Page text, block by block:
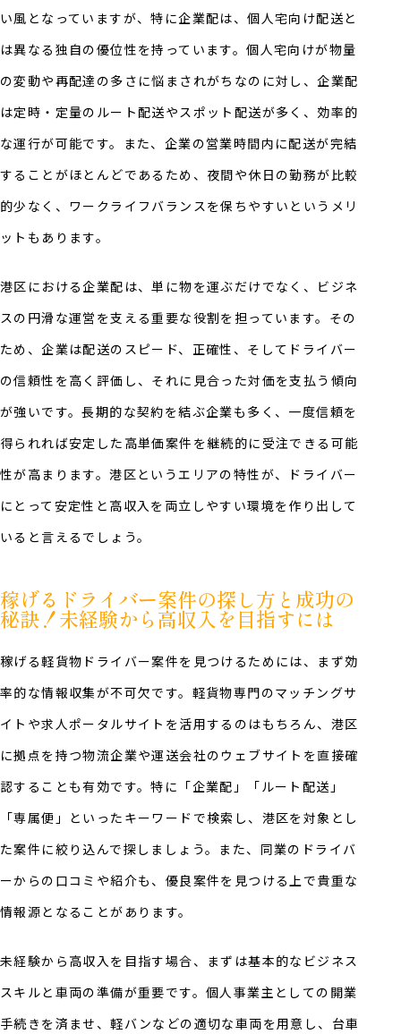
い風となっていますが、特に企業配は、個人宅向け配送と
は異なる独自の優位性を持っています。個人宅向けが物量
の変動や再配達の多さに悩まされがちなのに対し、企業配
は定時・定量のルート配送やスポット配送が多く、効率的
な運行が可能です。また、企業の営業時間内に配送が完結
することがほとんどであるため、夜間や休日の勤務が比較
的少なく、ワークライフバランスを保ちやすいというメリ
ットもあります。
港区における企業配は、単に物を運ぶだけでなく、ビジネ
スの円滑な運営を支える重要な役割を担っています。その
ため、企業は配送のスピード、正確性、そしてドライバー
の信頼性を高く評価し、それに見合った対価を支払う傾向
が強いです。長期的な契約を結ぶ企業も多く、一度信頼を
得られれば安定した高単価案件を継続的に受注できる可能
性が高まります。港区というエリアの特性が、ドライバー
にとって安定性と高収入を両立しやすい環境を作り出して
いると言えるでしょう。
稼げるドライバー案件の探し方と成功の
秘訣！未経験から高収入を目指すには
稼げる軽貨物ドライバー案件を見つけるためには、まず効
率的な情報収集が不可欠です。軽貨物専門のマッチングサ
イトや求人ポータルサイトを活用するのはもちろん、港区
に拠点を持つ物流企業や運送会社のウェブサイトを直接確
認することも有効です。特に「企業配」「ルート配送」
「専属便」といったキーワードで検索し、港区を対象とし
た案件に絞り込んで探しましょう。また、同業のドライバ
ーからの口コミや紹介も、優良案件を見つける上で貴重な
情報源となることがあります。
未経験から高収入を目指す場合、まずは基本的なビジネス
スキルと車両の準備が重要です。個人事業主としての開業
手続きを済ませ、軽バンなどの適切な車両を用意し、台車